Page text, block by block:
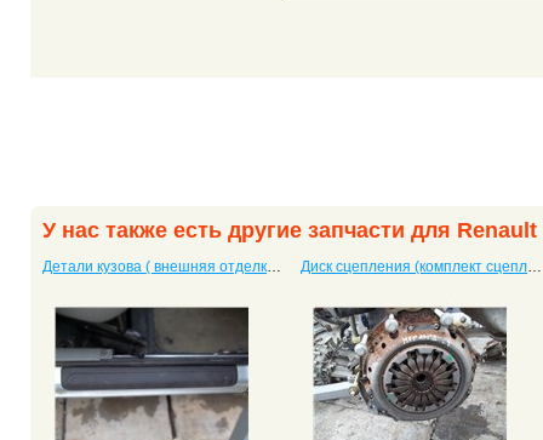
У нас также есть другие запчасти для Renault
Детали кузова ( внешняя отделка) Kangoo Passenger Диск сцепления (комплект сцепления) Megane II (Рено Меган 2)